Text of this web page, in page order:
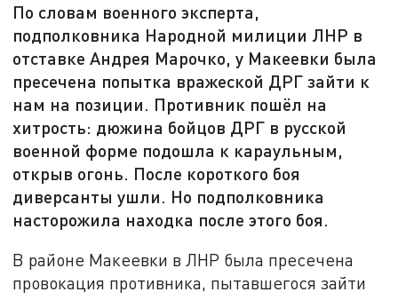
По словам военного эксперта,
подполковника Народной милиции ЛНР в
отставке Андрея Марочко, у Макеевки была
пресечена попытка вражеской ДРГ зайти к
нам на позиции. Противник пошёл на
хитрость: дюжина бойцов ДРГ в русской
военной форме подошла к караульным,
открыв огонь. После короткого боя
диверсанты ушли. Но подполковника
насторожила находка после этого боя.
В районе Макеевки в ЛНР была пресечена
провокация противника, пытавшегося зайти